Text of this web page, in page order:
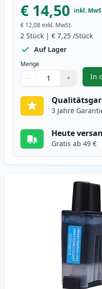
€ 14,50 inkl.
€ 12,08exkl. MwSt.
2 Stück | € 7,25 /Stück
Auf Lager
Menge
Verwenden Sie die
− +
1
In
3 Jahre
Heute
Gratis ab 49 €